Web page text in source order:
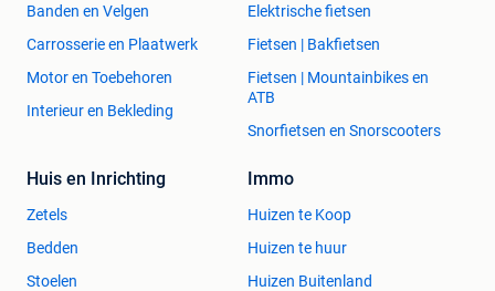
Banden en Velgen
Carrosserie en Plaatwerk
Motor en Toebehoren
Interieur en Bekleding
Elektrische fietsen
Fietsen | Bakfietsen
Fietsen | Mountainbikes en
ATB
Snorfietsen en Snorscooters
Huis en Inrichting
Zetels
Bedden
Stoelen
Immo
Huizen te Koop
Huizen te huur
Huizen Buitenland